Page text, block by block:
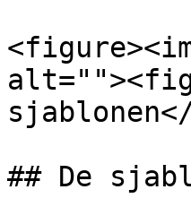
## De